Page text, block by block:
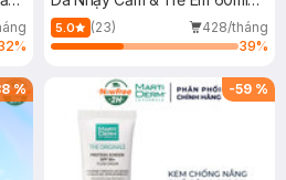
%
(Mới)
5.0 (23)
428/tháng
39%
% -59 %